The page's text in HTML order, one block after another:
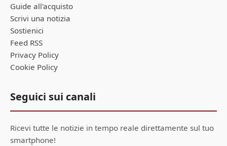
Guide all'acquisto
Scrivi una notizia
Sostienici
Feed RSS
Privacy Policy
Cookie Policy
Seguici sui canali
Ricevi tutte le notizie in tempo reale direttamente sul tuo
smartphone!